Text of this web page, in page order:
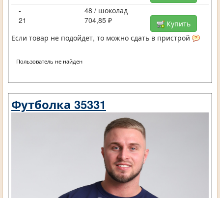
-
48 / шоколад
21
704,85 ₽
Купить
Если товар не подойдет, то можно сдать в пристрой
Пользователь не найден
Футболка 35331